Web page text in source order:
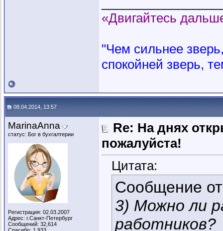
«Двигайтесь
"Чем сильнее
спокойней зверь,
08.04.2014, 13:57
MarinaAnna
статус: Бог в бухгалтерии
Регистрация: 02.03.2007
Адрес: г.Санкт-Петербург
Сообщений: 32,614
Re: На днях
пожалуйста!
Цитата:
Сообщение
3) Можно ли
работников?